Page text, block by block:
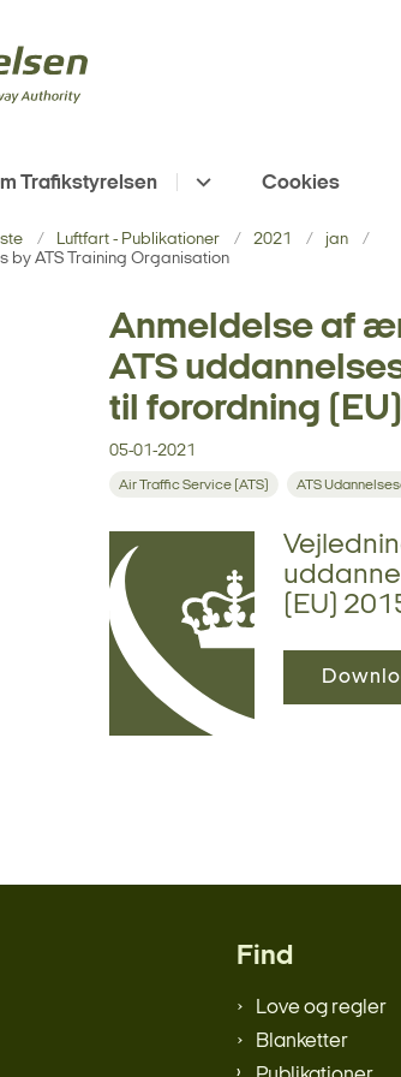
Trafikstyrelsen Cookies
Luftfart - Publikationer 2021
jan
by ATS Training Organisation
Anmeldelse af
ATS
til forordning
05-01-2021
Air Traffic Service (ATS) ATS
(EU)
Find
Love og regler
Blanketter